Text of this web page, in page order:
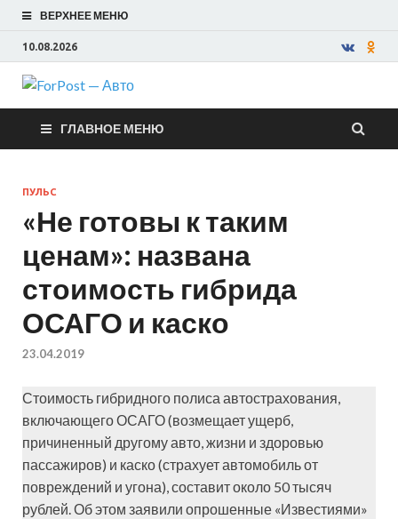
ВЕРХНЕЕ МЕНЮ
10.08.2026
ForPost —
Авто
ГЛАВНОЕ МЕНЮ
ПУЛЬС
«Не готовы к таким
ценам»: названа
стоимость гибрида
ОСАГО и каско
23.04.2019
Стоимость гибридного полиса автострахования,
включающего ОСАГО (возмещает ущерб,
причиненный другому авто, жизни и здоровью
пассажиров) и каско (страхует автомобиль от
повреждений и угона), составит около 50 тысяч
рублей. Об этом заявили опрошенные «Известиями»